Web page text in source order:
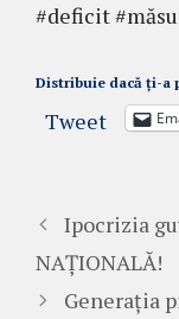
#deficit
Distribuie dacă ți-a
Tweet
Ipocrizia
NAȚIONALĂ!
Generația